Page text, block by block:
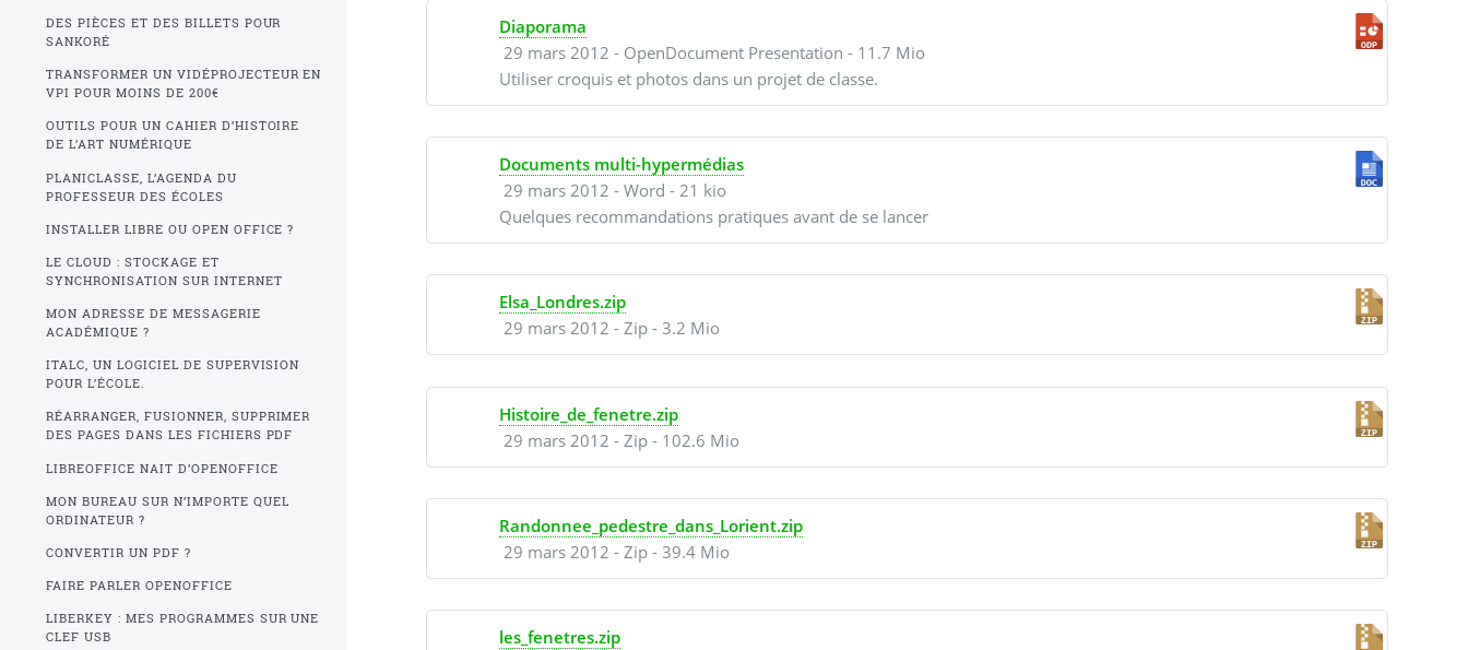
Diaporama
29 mars 2012 - OpenDocument Presentation - 11.7 Mio
Utiliser croquis et photos dans un projet de classe.
Documents multi-hypermédias
29 mars 2012 -Word -21 kio
Quelques recommandations pratiques avant de se lancer
Elsa_Londres.zip
29 mars 2012 -Zip -3.2 Mio
Histoire_de_fenetre.zip
29 mars 2012 -Zip - 102.6 Mio
Randonnee_pedestre_dans_Lorient.zip
29 mars 2012 -Zip -39.4 Mio
les_fenetres.zip
DES PIÈCES ET DES BILLETS POUR
SANKORÉ
TRANSFORMER UN VIDÉPROJECTEUR EN
VPI POUR MOINS DE 200€
OUTILS POUR UN CAHIER D’HISTOIRE
DE L’ART NUMÉRIQUE
PLANICLASSE, L’AGENDA DU
PROFESSEUR DES ÉCOLES
INSTALLER LIBRE OU OPEN OFFICE ?
LE CLOUD : STOCKAGE ET
SYNCHRONISATION SUR INTERNET
MON ADRESSE DE MESSAGERIE
ACADÉMIQUE ?
ITALC, UN LOGICIEL DE SUPERVISION
POUR L’ÉCOLE.
RÉARRANGER, FUSIONNER, SUPPRIMER
DES PAGES DANS LES FICHIERS PDF
LIBREOFFICE NAIT D’OPENOFFICE
MON BUREAU SUR N’IMPORTE QUEL
ORDINATEUR ?
CONVERTIR UN PDF ?
FAIRE PARLER OPENOFFICE
LIBERKEY : MES PROGRAMMES SUR UNE
CLEF USB